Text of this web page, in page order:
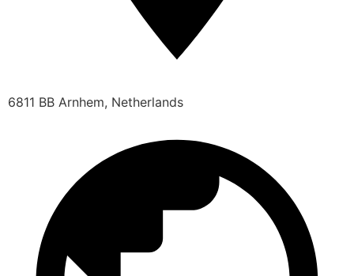
6811 BB Arnhem, Netherlands